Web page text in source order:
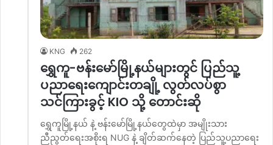
KNG 262
ရွှေကူ-ဗန်းမော်မြို့နယ်များတွင် ပြည်သူ့
ပညာရေးကျောင်းတချို့ လွတ်လပ်စွာ
သင်ကြားခွင့် KIO သို့ တောင်းဆို
ရွှေကူမြို့နယ် နဲ့ ဗန်းမော်မြို့နယ်တွေထဲမှာ အမျိုးသား
ညီညွတ်ရေးအစိုးရ NUG နဲ့ ချိတ်ဆက်နေတဲ့ ပြည်သူ့ပညာရေး